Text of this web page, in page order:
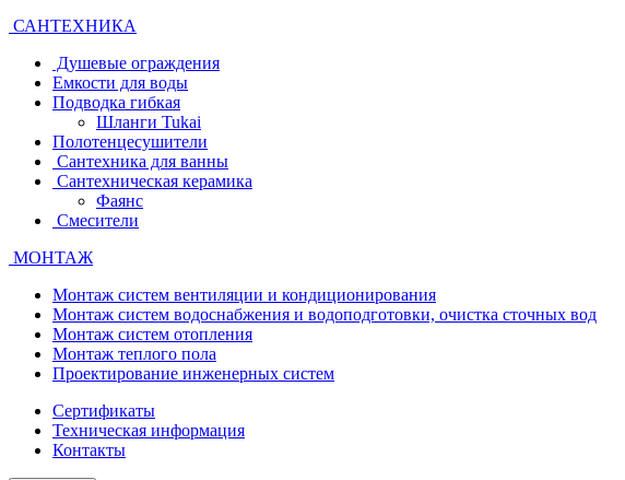
САНТЕХНИКА
Душевые ограждения
Емкости для воды
Подводка гибкая
Шланги Tukai
Полотенцесушители
Сантехника для ванны
Сантехническая керамика
Фаянс
Смесители
МОНТАЖ
Монтаж систем вентиляции и кондиционирования
Монтаж систем водоснабжения и водоподготовки, очистка сточных вод
Монтаж систем отопления
Монтаж теплого пола
Проектирование инженерных систем
Сертификаты
Техническая информация
Контакты